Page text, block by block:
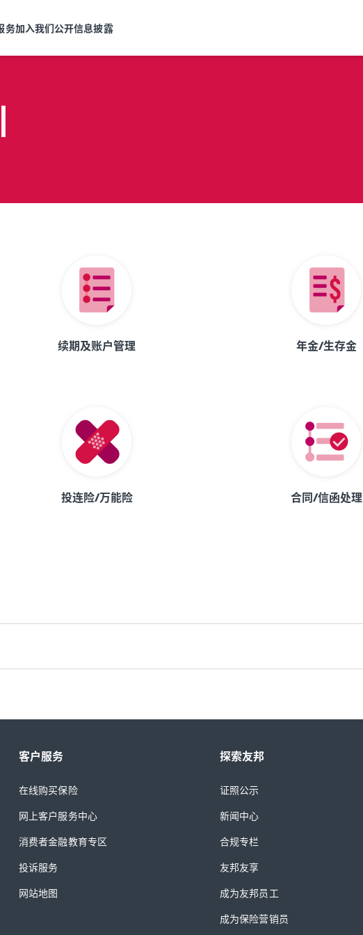
务加入我们公开信息披露
续期及账户管理 年金/生存金
投连险/万能险 合同/信函处理
客户服务
在线购买保险
网上客户服务中心
消费者金融教育专区
投诉服务
网站地图
探索友邦
证照公示
新闻中心
合规专栏
友邦友享
成为友邦员工
成为保险营销员